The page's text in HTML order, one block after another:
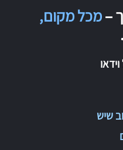
–מכל מקום,
שיש